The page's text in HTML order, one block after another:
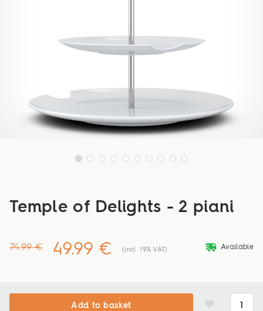
Temple of Delights - 2 piani
74.99 € 49.99 € (incl. 19% VAT) deliveryvan Available
Add to basket